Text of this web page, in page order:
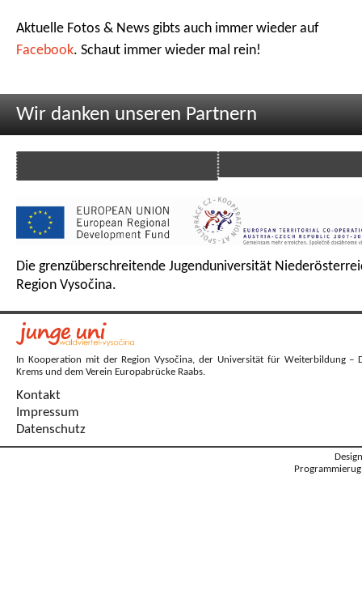
Aktuelle Fotos & News gibts auch immer wieder auf
Facebook. Schaut immer wieder mal rein!
Wir danken unseren Partnern
Die grenzüberschreitende Jugenduniversität
Region Vysočina.
In Kooperation mit der Region Vysočina, der Universität für Weiterbildung –
Krems und dem Verein Europabrücke Raabs.
Kontakt
Impressum
Datenschutz